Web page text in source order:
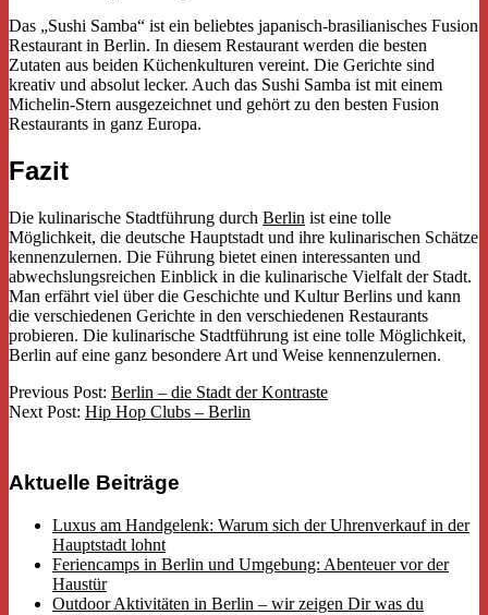
Das „Sushi Samba“ ist ein beliebtes japanisch-brasilianisches Fusion
Restaurant in Berlin. In diesem Restaurant werden die besten
Zutaten aus beiden Küchenkulturen vereint. Die Gerichte sind
kreativ und absolut lecker. Auch das Sushi Samba ist mit einem
Michelin-Stern ausgezeichnet und gehört zu den besten Fusion
Restaurants in ganz Europa.
Fazit
Die kulinarische Stadtführung durch Berlin ist eine tolle
Möglichkeit, die deutsche Hauptstadt und ihre kulinarischen Schätze
kennenzulernen. Die Führung bietet einen interessanten und
abwechslungsreichen Einblick in die kulinarische Vielfalt der Stadt.
Man erfährt viel über die Geschichte und Kultur Berlins und kann
die verschiedenen Gerichte in den verschiedenen Restaurants
probieren. Die kulinarische Stadtführung ist eine tolle Möglichkeit,
Berlin auf eine ganz besondere Art und Weise kennenzulernen.
2022-
09-
Previous Post: Berlin – die Stadt der Kontraste
Next Post: Hip Hop Clubs – Berlin
Aktuelle Beiträge
Luxus am Handgelenk: Warum sich der Uhrenverkauf in der
Hauptstadt lohnt
Feriencamps in Berlin und Umgebung: Abenteuer vor der
Haustür
Outdoor Aktivitäten in Berlin – wir zeigen Dir was du